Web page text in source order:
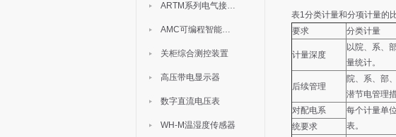
ARTM系列电气接点测温装置
AMC可编程智能电测表
关柜综合测控装置
高压带电显示器
数字直流电压表
WH-M温湿度传感器
表1分类计量和分项计量的
要求
分类计量
计量深度
以院、系、
量统计。
后续管理
院、系、部
潜节电管理措
对配电系
每个计量单
表。
统要求